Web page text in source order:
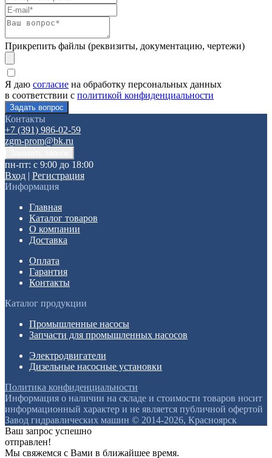
Прикрепить файлы (реквизиты, документацию, чертежи)
Я даю согласие на обработку персональных данных
в соответствии с политикой конфиденциальности
Контакты
+7 (391) 986-02-59
zgm-prom@bk.ru
пн-пт: с 9:00 до 18:00
Вход | Регистрация
Информация
Главная
Каталог товаров
О компании
Доставка
Оплата
Гарантия
Контакты
Каталог продукции
Промышленные насосы
Запчасти для промышленных насосов
Электродвигатели
Дизельные насосные установки
Политика конфиденциальности
Информация о наличии на складе и стоимости товаров носит
информационный характер и не является публичной офертой
Завод гидравлических машин © 2014-2026, Красноярск
Ваш запрос успешно
отправлен!
Мы свяжемся с Вами в ближайшее время.